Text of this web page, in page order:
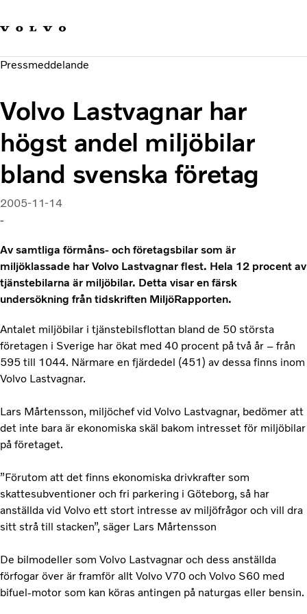
Hållbara transporter
Investerare
Nyheter och Media
Pressmeddelande
Volvo Lastvagnar har
högst andel miljöbilar
bland svenska företag
2005-11-14
-
Av samtliga förmåns- och företagsbilar som är
miljöklassade har Volvo Lastvagnar flest. Hela 12 procent av
tjänstebilarna är miljöbilar. Detta visar en färsk
undersökning från tidskriften MiljöRapporten.
Antalet miljöbilar i tjänstebilsflottan bland de 50 största
företagen i Sverige har ökat med 40 procent på två år – från
595 till 1044. Närmare en fjärdedel (451) av dessa finns inom
Volvo Lastvagnar.
Lars Mårtensson, miljöchef vid Volvo Lastvagnar, bedömer att
det inte bara är ekonomiska skäl bakom intresset för miljöbilar
på företaget.
”Förutom att det finns ekonomiska drivkrafter som
skattesubventioner och fri parkering i Göteborg, så har
anställda vid Volvo ett stort intresse av miljöfrågor och vill dra
sitt strå till stacken”, säger Lars Mårtensson
De bilmodeller som Volvo Lastvagnar och dess anställda
förfogar över är framför allt Volvo V70 och Volvo S60 med
bifuel-motor som kan köras antingen på naturgas eller bensin.